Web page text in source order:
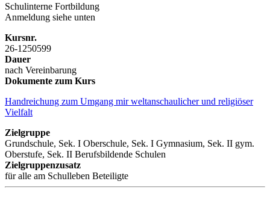
Schulinterne Fortbildung
Anmeldung siehe unten
Kursnr.
26-1250599
Dauer
nach Vereinbarung
Dokumente zum Kurs
Handreichung zum Umgang mir weltanschaulicher und religiöser
Vielfalt
Zielgruppe
Grundschule, Sek. I Oberschule, Sek. I Gymnasium, Sek. II gym.
Oberstufe, Sek. II Berufsbildende Schulen
Zielgruppenzusatz
für alle am Schulleben Beteiligte